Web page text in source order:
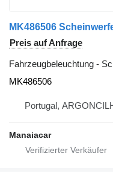
Preis auf Anfrage
Fahrzeugbeleuchtung -
MK486506
Portugal,
Manaiacar